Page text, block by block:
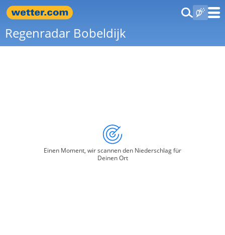
Regenradar Bobeldijk
Einen Moment, wir scannen den Niederschlag für
Deinen Ort